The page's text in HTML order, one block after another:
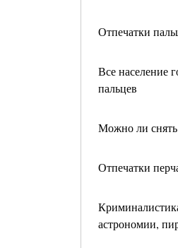
Отпечатки
Все население
пальцев
Можно ли
Отпечатки
астрономии,